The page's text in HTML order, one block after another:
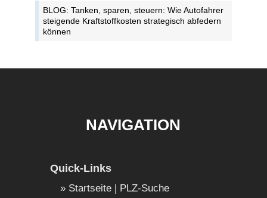
BLOG: Tanken, sparen, steuern: Wie Autofahrer
steigende Kraftstoffkosten strategisch abfedern
können
NAVIGATION
Quick-Links
Startseite | PLZ-Suche